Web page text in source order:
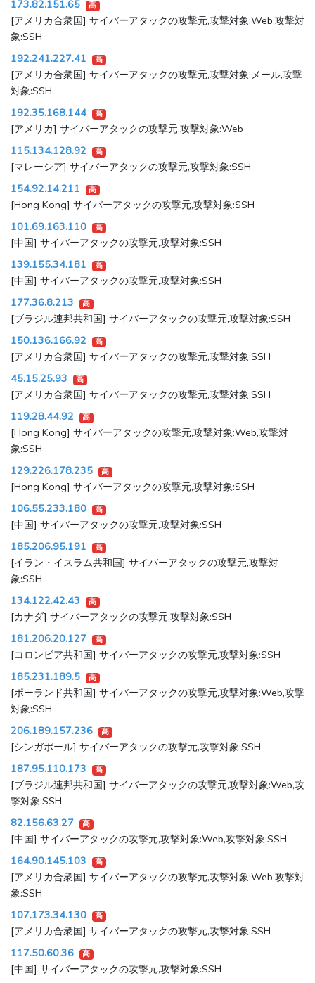
173.82.151.65
高
[アメリカ合衆国] サイバーアタックの攻撃元,攻撃対象:Web,攻撃対
象:SSH
192.241.227.41
高
[アメリカ合衆国] サイバーアタックの攻撃元,攻撃対象:メール,攻撃
対象:SSH
192.35.168.144
高
[アメリカ] サイバーアタックの攻撃元,攻撃対象:Web
115.134.128.92
高
[マレーシア] サイバーアタックの攻撃元,攻撃対象:SSH
154.92.14.211
高
[Hong Kong] サイバーアタックの攻撃元,攻撃対象:SSH
101.69.163.110
高
[中国] サイバーアタックの攻撃元,攻撃対象:SSH
139.155.34.181
高
[中国] サイバーアタックの攻撃元,攻撃対象:SSH
177.36.8.213
高
[ブラジル連邦共和国] サイバーアタックの攻撃元,攻撃対象:SSH
150.136.166.92
高
[アメリカ合衆国] サイバーアタックの攻撃元,攻撃対象:SSH
45.15.25.93
高
[アメリカ合衆国] サイバーアタックの攻撃元,攻撃対象:SSH
119.28.44.92
高
[Hong Kong] サイバーアタックの攻撃元,攻撃対象:Web,攻撃対
象:SSH
129.226.178.235
高
[Hong Kong] サイバーアタックの攻撃元,攻撃対象:SSH
106.55.233.180
高
[中国] サイバーアタックの攻撃元,攻撃対象:SSH
185.206.95.191
高
[イラン・イスラム共和国] サイバーアタックの攻撃元,攻撃対
象:SSH
134.122.42.43
高
[カナダ] サイバーアタックの攻撃元,攻撃対象:SSH
181.206.20.127
高
[コロンビア共和国] サイバーアタックの攻撃元,攻撃対象:SSH
185.231.189.5
高
[ポーランド共和国] サイバーアタックの攻撃元,攻撃対象:Web,攻撃
対象:SSH
206.189.157.236
高
[シンガポール] サイバーアタックの攻撃元,攻撃対象:SSH
187.95.110.173
高
[ブラジル連邦共和国] サイバーアタックの攻撃元,攻撃対象:Web,攻
撃対象:SSH
82.156.63.27
高
[中国] サイバーアタックの攻撃元,攻撃対象:Web,攻撃対象:SSH
164.90.145.103
高
[アメリカ合衆国] サイバーアタックの攻撃元,攻撃対象:Web,攻撃対
象:SSH
107.173.34.130
高
[アメリカ合衆国] サイバーアタックの攻撃元,攻撃対象:SSH
117.50.60.36
高
[中国] サイバーアタックの攻撃元,攻撃対象:SSH